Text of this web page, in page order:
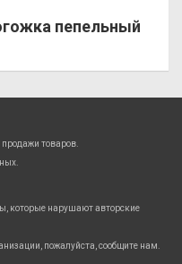
пепельный
товаров.
которые нарушают авторские
пожалуйста, сообщите нам.